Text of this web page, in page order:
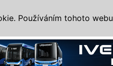
Používáním tohoto